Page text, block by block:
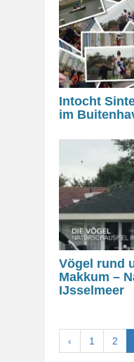
Intocht
im
Vögel rund
Makkum –
IJsselmeer
‹ 1 2